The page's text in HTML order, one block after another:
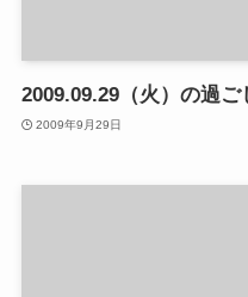
2009.09.29（火）の過ご
2009年9月29日